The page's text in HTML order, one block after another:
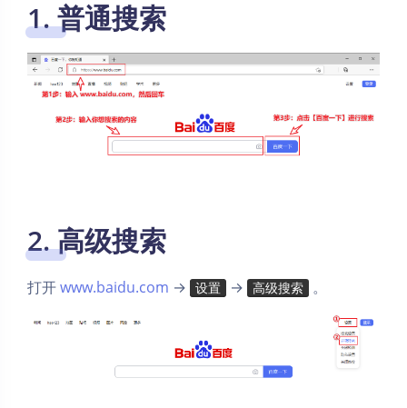
1. 普通搜索
2. 高级搜索
打开www.baidu.com → 设置 → 高级搜索 。